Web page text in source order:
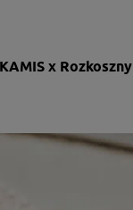
KAMIS x Rozkoszny